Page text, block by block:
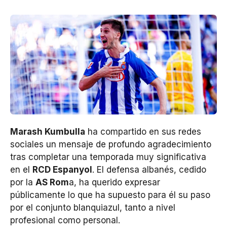
Marash Kumbulla ha compartido en sus redes
sociales un mensaje de profundo agradecimiento
tras completar una temporada muy significativa
en el
RCD Espanyol . El defensa albanés, cedido
por la AS Roma, ha querido expresar
públicamente lo que ha supuesto para él su paso
por el conjunto blanquiazul, tanto a nivel
profesional como personal.